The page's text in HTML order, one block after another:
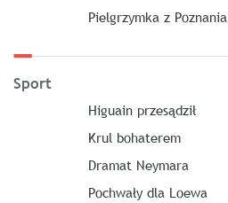
Pielgrzymka z Poznania
Sport
Higuain przesądził
Krul bohaterem
Dramat Neymara
Pochwały dla Loewa